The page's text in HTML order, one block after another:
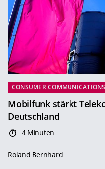
CONSUMER COMMUNICATIONS
Mobilfunk stärkt
Deutschland
4 Minuten
Roland Bernhard